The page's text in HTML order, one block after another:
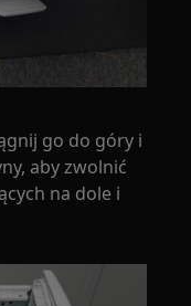
go do góry i
aby zwolnić
na dole i